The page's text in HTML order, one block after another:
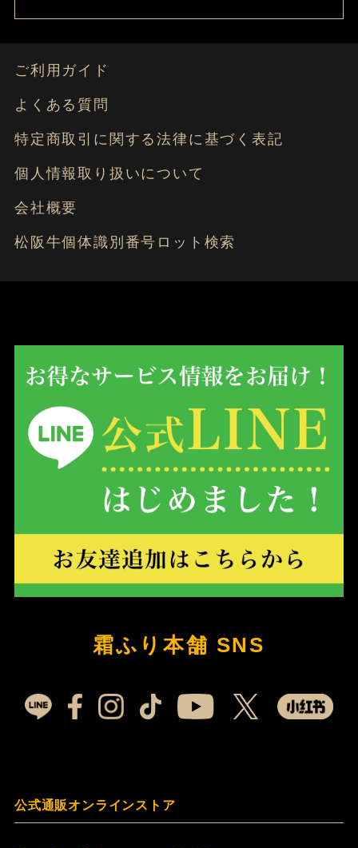
ご利用ガイド
よくある質問
特定商取引に関する法律に基づく表記
個人情報取り扱いについて
会社概要
松阪牛個体識別番号ロット検索
霜ふり本舗 SNS
公式通販オンラインストア